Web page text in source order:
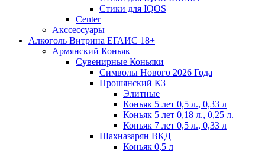
Стики для IQOS
Сenter
Акссессуары
Алкоголь Витрина ЕГАИС 18+
Армянский Коньяк
Сувенирные Коньяки
Символы Нового 2026 Года
Прошянский КЗ
Элитные
Коньяк 5 лет 0,5 л., 0,33 л
Коньяк 5 лет 0,18 л., 0,25 л.
Коньяк 7 лет 0,5 л., 0,33 л
Шахназарян ВКД
Коньяк 0,5 л